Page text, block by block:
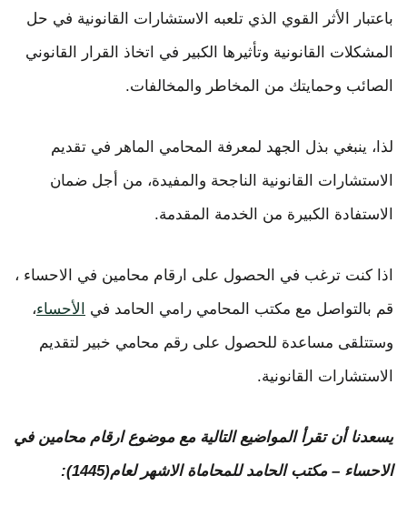
باعتبار الأثر القوي الذي تلعبه الاستشارات القانونية في حل
المشكلات القانونية وتأثيرها الكبير في اتخاذ القرار القانوني
الصائب وحمايتك من المخاطر والمخالفات.
لذا، ينبغي بذل الجهد لمعرفة المحامي الماهر في تقديم
الاستشارات القانونية الناجحة والمفيدة، من أجل ضمان
الاستفادة الكبيرة من الخدمة المقدمة.
اذا كنت ترغب في الحصول على ارقام محامين في الاحساء ،
قم بالتواصل مع مكتب المحامي رامي الحامد في
الأحساء،
وستتلقى مساعدة للحصول على رقم محامي خبير لتقديم
الاستشارات القانونية.
يسعدنا أن تقرأ المواضيع التالية مع موضوع ارقام محامين في
الاحساء – مكتب الحامد للمحاماة الاشهر لعام(1445):